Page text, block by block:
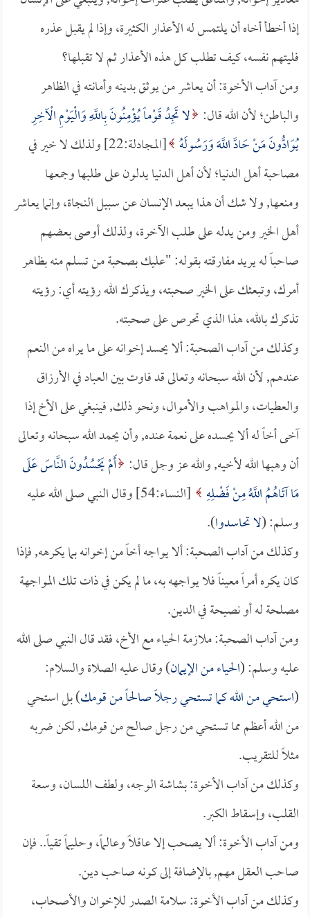
إذا أخطأ أخاه أن يلتمس له الأعذار الكثيرة، وإذا لم يقبل عذره
فليتهم نفسه، كيف تطلب كل هذه الأعذار ثم لا تقبلها؟
ومن آداب الأخوة: أن يعاشر من يوثق بدينه وأمانته في الظاهر
والباطن؛ لأن الله قال: لا تَجِدُ قَوْماً يُؤْمِنُونَ بِاللَّهِ وَالْيَوْمِ الْآخِرِ
يُوَادُّونَ مَنْ حَادَّ اللَّهَ وَرَسُولَهُ
[المجادلة:22] ولذلك لا خير في
مصاحبة أهل الدنيا؛ لأن أهل الدنيا يدلون على طلبها وجمعها
ومنعها, ولا شك أن هذا يبعد الإنسان عن سبيل النجاة، وإنما يعاشر
أهل الخير ومن يدله على طلب الآخرة، ولذلك أوصى بعضهم
صاحباً له يريد مفارقته بقوله: "عليك بصحبة من تسلم منه بظاهر
أمرك، وتبعثك على الخير صحبته، ويذكرك الله رؤيته أي: رؤيته
تذكرك بالله، هذا الذي تحرص على صحبته.
وكذلك من آداب الصحبة: ألا يحسد إخوانه على ما يراه من النعم
عندهم, لأن الله سبحانه وتعالى قد فاوت بين العباد في الأرزاق
والعطيات، والمواهب والأموال، ونحو ذلك, فينبغي على الأخ إذا
آخى أخاً له ألا يحسده على نعمة عنده, وأن يحمد الله سبحانه وتعالى
أن وهبها الله لأخيه, والله عز وجل قال: أَمْ يَحْسُدُونَ النَّاسَ عَلَى
مَا آتَاهُمُ اللَّهُ مِنْ فَضْلِهِ
[النساء:54] وقال النبي صلى الله عليه
وسلم: (لا تحاسدوا).
وكذلك من آداب الصحبة: ألا يواجه أخاً من إخوانه بما يكرهه, فإذا
كان يكره أمراً معيناً فلا يواجهه به، ما لم يكن في ذات تلك المواجهة
مصلحة له أو نصيحة في الدين.
ومن آداب الصحبة: ملازمة الحياء مع الأخ، فقد قال النبي صلى الله
عليه وسلم: (الحياء من الإيمان) وقال عليه الصلاة والسلام:
(استحي من الله كما تستحي رجلاً صالحاً من قومك) بل استحي
من الله أعظم مما تستحي من رجل صالح من قومك, لكن ضربه
مثلاً للتقريب.
وكذلك من آداب الأخوة: بشاشة الوجه، ولطف اللسان، وسعة
القلب، وإسقاط الكبر.
ومن آداب الأخوة: ألا يصحب إلا عاقلاً وعالماً، وحليماً تقياً.. فإن
صاحب العقل مهم, بالإضافة إلى كونه صاحب دين.
وكذلك من آداب الأخوة: سلامة الصدر للإخوان والأصحاب،